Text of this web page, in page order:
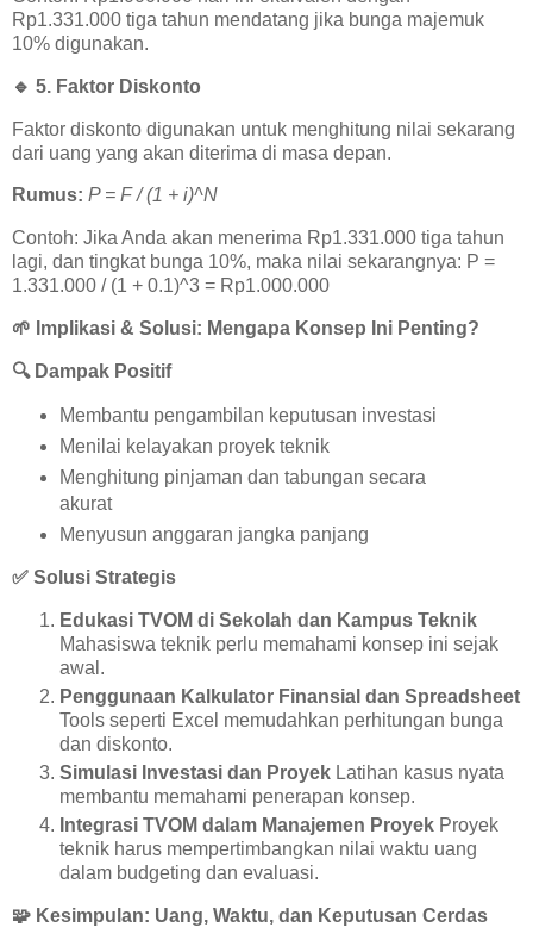
Rp1.331.000 tiga tahun mendatang jika bunga majemuk
10% digunakan.
🔹 5. Faktor Diskonto
Faktor diskonto digunakan untuk menghitung nilai sekarang
dari uang yang akan diterima di masa depan.
Rumus: P = F / (1 + i)^N
Contoh: Jika Anda akan menerima Rp1.331.000 tiga tahun
lagi, dan tingkat bunga 10%, maka nilai sekarangnya: P =
1.331.000 / (1 + 0.1)^3 = Rp1.000.000
🌱 Implikasi & Solusi: Mengapa Konsep Ini Penting?
🔍Dampak Positif
Membantu pengambilan keputusan investasi
Menilai kelayakan proyek teknik
Menghitung pinjaman dan tabungan secara
akurat
Menyusun anggaran jangka panjang
✅ Solusi Strategis
Edukasi TVOM di Sekolah dan Kampus Teknik
Mahasiswa teknik perlu memahami konsep ini sejak
awal.
Penggunaan Kalkulator Finansial dan Spreadsheet
Tools seperti Excel memudahkan perhitungan bunga
dan diskonto.
Simulasi Investasi dan Proyek Latihan kasus nyata
membantu memahami penerapan konsep.
Integrasi TVOM dalam Manajemen Proyek Proyek
teknik harus mempertimbangkan nilai waktu uang
dalam budgeting dan evaluasi.
🧩 Kesimpulan: Uang, Waktu, dan Keputusan Cerdas